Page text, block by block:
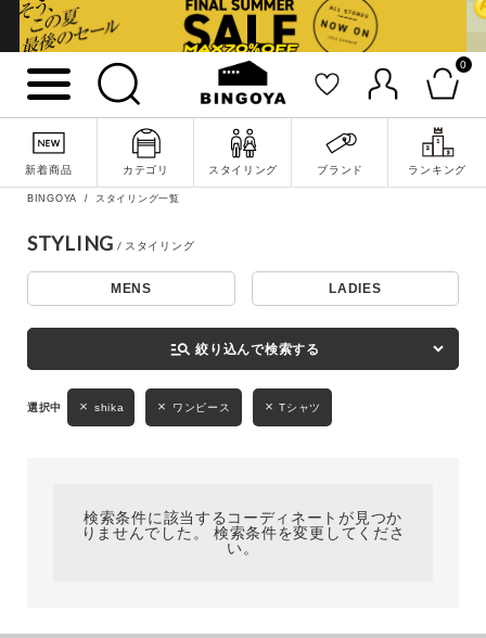
0
新着商品 カテゴリ スタイリング ブランド ランキング
詳細検索
BINGOYA スタイリング一覧
STYLING
MENS LADIES
manage_search 絞り込んで検索する
shika ワンピース Tシャツ
検索条件に該当するコーディネートが見つか
りませんでした。 検索条件を変更してくださ
い。